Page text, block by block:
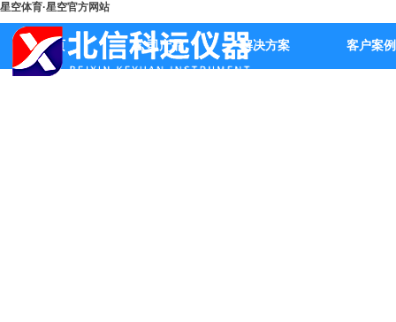
星空体育·星空官方网站
首页 公司产品 解决方案 客户案例